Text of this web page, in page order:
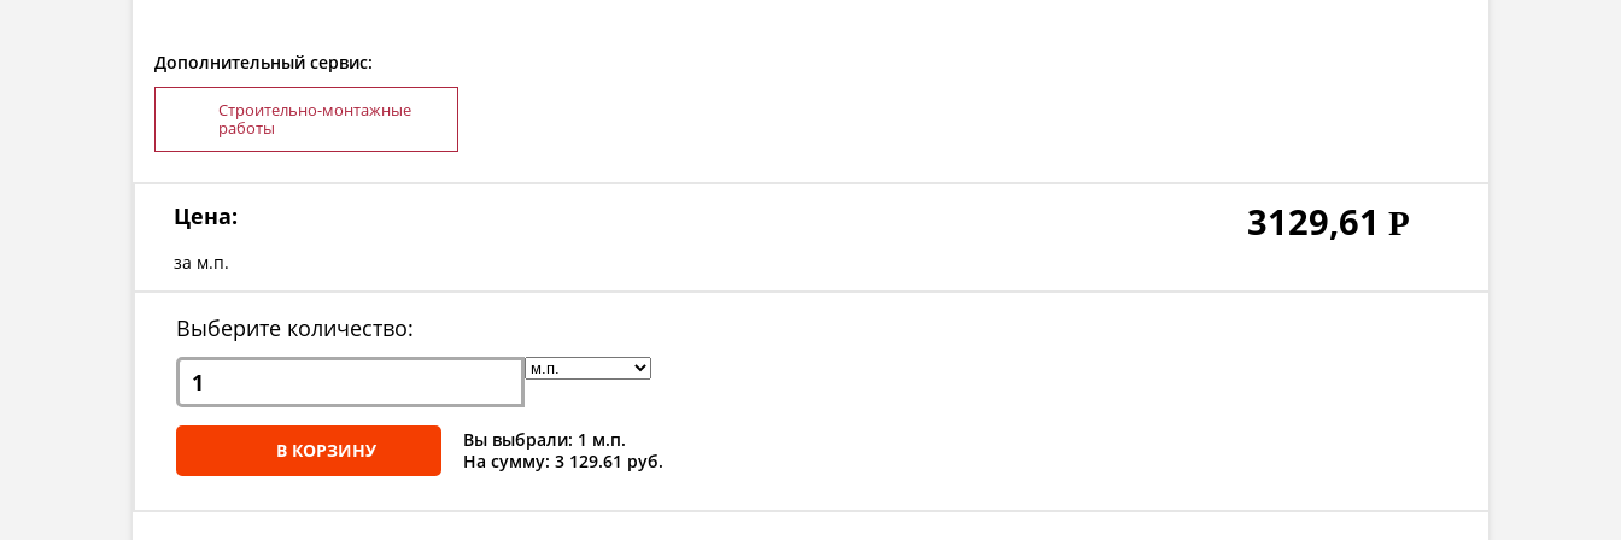
Дополнительный сервис:
Строительно-монтажные
работы
Цена:
за м.п.
3129,61 Р
Выберите количество:
В КОРЗИНУ
Вы выбрали: 1 м.п.
На сумму: 3 129.61 руб.